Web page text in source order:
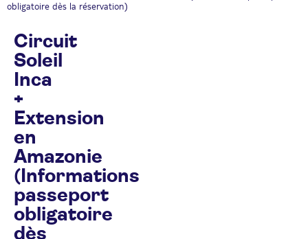
obligatoire dès la réservation)
Circuit
Soleil
Inca
+
Extension
en
Amazonie
(Informations
passeport
obligatoire
dès